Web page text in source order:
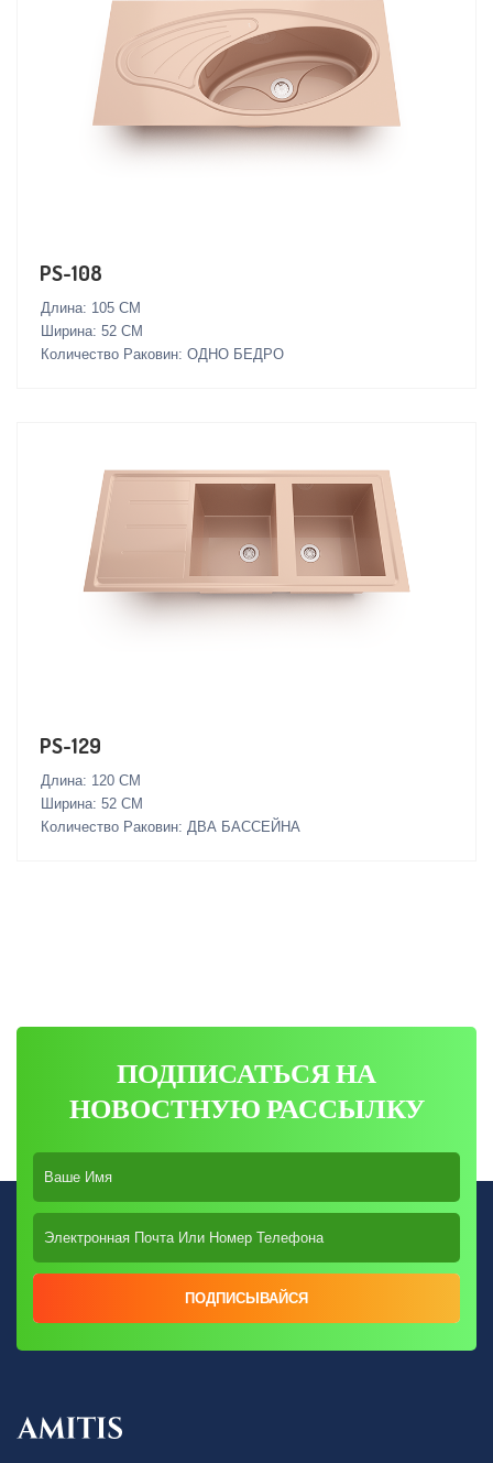
PS-108
Длина: 105 СМ
Ширина: 52 СМ
Количество Раковин: ОДНО БЕДРО
PS-129
Длина: 120 СМ
Ширина: 52 СМ
Количество Раковин: ДВА БАССЕЙНА
ПОДПИСАТЬСЯ НА
НОВОСТНУЮ РАССЫЛКУ
ПОДПИСЫВАЙСЯ